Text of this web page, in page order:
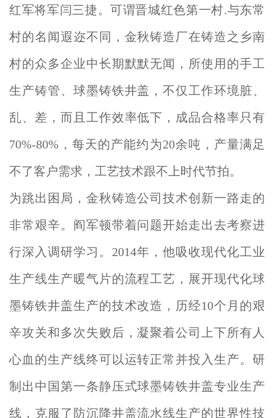
红军将军闫三捷。可谓晋城红色第一村.与东常
村的名闻遐迩不同，金秋铸造厂在铸造之乡南
村的众多企业中长期默默无闻，所使用的手工
生产铸管、球墨铸铁井盖，不仅工作环境脏、
乱、差，而且工作效率低下，成品合格率只有
70%-80%，每天的产能约为20余吨，产量满足
不了客户需求，工艺技术跟不上时代节拍。
为跳出困局，金秋铸造公司技术创新一路走的
非常艰辛。阎军顿带着问题开始走出去考察进
行深入调研学习。2014年，他吸收现代化工业
生产线生产暖气片的流程工艺，展开现代化球
墨铸铁井盖生产的技术改造，历经10个月的艰
辛攻关和多次失败后，凝聚着公司上下所有人
心血的生产线终可以运转正常并投入生产。研
制出中国第一条静压式球墨铸铁井盖专业生产
线，克服了防沉降井盖流水线生产的世界性技